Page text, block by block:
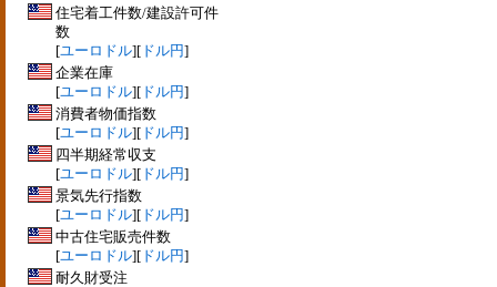
住宅着工件数/建設許可件
数
[ユーロドル][ ドル円]
企業在庫
[ユーロドル][ ドル円]
消費者物価指数
[ユーロドル][ ドル円]
四半期経常収支
[ユーロドル][ ドル円]
景気先行指数
[ユーロドル][ ドル円]
中古住宅販売件数
[ユーロドル][ ドル円]
耐久財受注